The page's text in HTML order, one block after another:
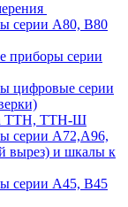
серии А80, В80
приборы серии
цифровые серии
ТТН, ТТН-Ш
серии А72,А96,
вырез) и шкалы к
серии А45, В45